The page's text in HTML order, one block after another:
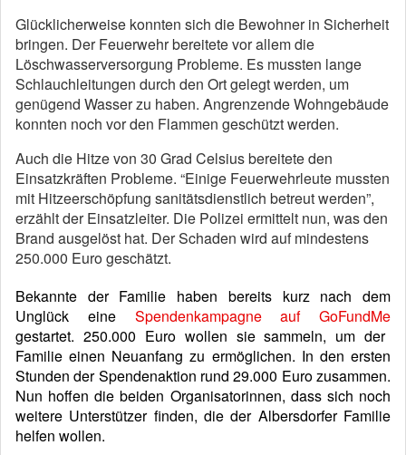
Glücklicherweise konnten sich die Bewohner in Sicherheit
bringen. Der Feuerwehr bereitete vor allem die
Löschwasserversorgung Probleme. Es mussten lange
Schlauchleitungen durch den Ort gelegt werden, um
genügend Wasser zu haben. Angrenzende Wohngebäude
konnten noch vor den Flammen geschützt werden.
Auch die Hitze von 30 Grad Celsius bereitete den
Einsatzkräften Probleme. “Einige Feuerwehrleute mussten
mit Hitzeerschöpfung sanitätsdienstlich betreut werden”,
erzählt der Einsatzleiter. Die Polizei ermittelt nun, was den
Brand ausgelöst hat. Der Schaden wird auf mindestens
250.000 Euro geschätzt.
Bekannte der Familie haben bereits kurz nach dem
Unglück eine Spendenkampagne auf GoFundMe
gestartet. 250.000 Euro wollen sie sammeln, um der
Familie einen Neuanfang zu ermöglichen. In den ersten
Stunden der Spendenaktion rund 29.000 Euro zusammen.
Nun hoffen die beiden Organisatorinnen, dass sich noch
weitere Unterstützer finden, die der Albersdorfer Familie
helfen wollen.